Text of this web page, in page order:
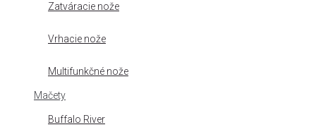
Zatváracie nože
Vrhacie nože
Multifunkčné nože
Mačety
Buffalo River